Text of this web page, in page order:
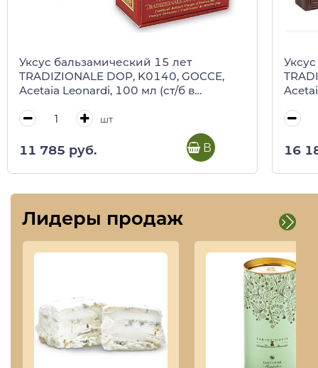
Уксус бальзамический 15 лет
TRADIZIONALE DOP, K0140, GOCCE,
Acetaia Leonardi, 100 мл (ст/б в
шт
11 785 руб. В корзину 16
Лидеры продаж